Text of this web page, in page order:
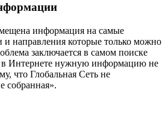
информация на самые
и направления которые только можно
заключается в самом поиске
Интернете нужную информацию не
что Глобальная Сеть не
собранная».